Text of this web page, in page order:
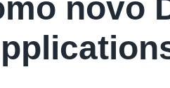
novo